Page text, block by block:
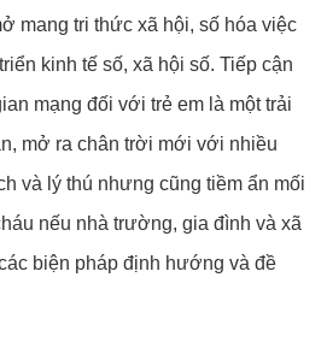
mang tri thức xã hội, số hóa việc
kinh tế số, xã hội số. Tiếp cận
mạng đối với trẻ em là một trải
mở ra chân trời mới với nhiều
và lý thú nhưng cũng tiềm ẩn mối
nếu nhà trường, gia đình và xã
biện pháp định hướng và đề